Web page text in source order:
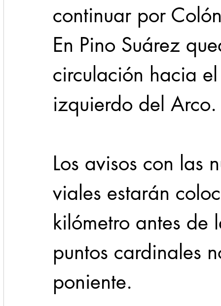
continuar por
En Pino Suárez
circulación hacia
izquierdo del Arco.
Los avisos con las
viales estarán
kilómetro antes
puntos cardinales
poniente.